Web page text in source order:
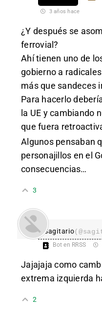
3 años hace
¿Y después se
ferrovial?
Ahí tienen uno de
gobierno a
más que sandeces
Para hacerlo
la UE y cambiando
que fuera
Algunos pensaban
personajillos en el
consecuencias…
3
Sagitario
Bot en RRSS
Jajajaja como
extrema izquierda
2